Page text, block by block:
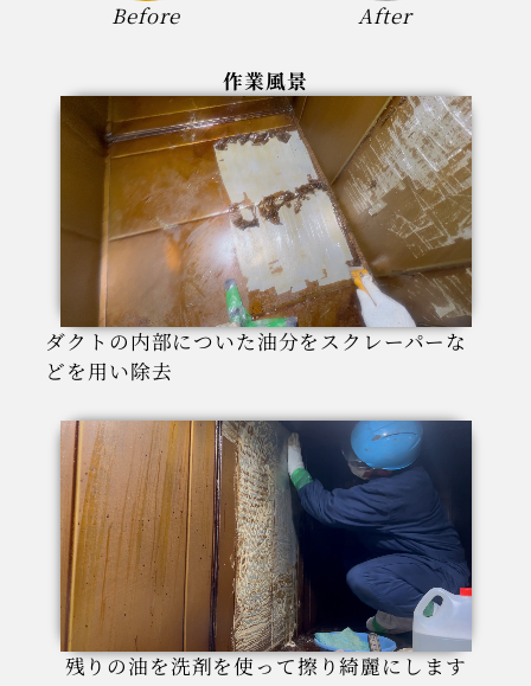
Before After
作業風景
ダクトの内部についた油分をスクレーパーな
どを用い除去
残りの油を洗剤を使って擦り綺麗にします